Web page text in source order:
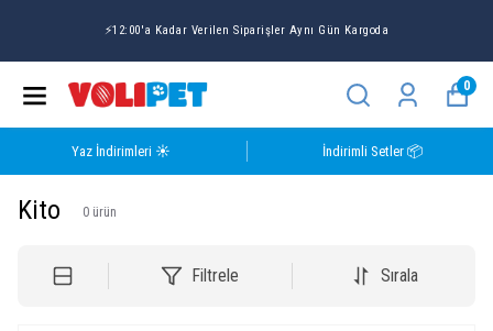
⚡12:00'a Kadar Verilen Siparişler Aynı Gün Kargoda
0
Yaz İndirimleri ☀️ İndirimli Setler 📦
Kito 0 ürün
Filtrele Sırala